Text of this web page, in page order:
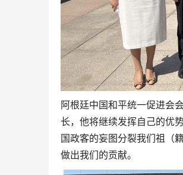
阿根廷中国和平统一促进会
长，他将继续发挥自己的优
国政客的妄图分裂我们祖（
做出我们的贡献。